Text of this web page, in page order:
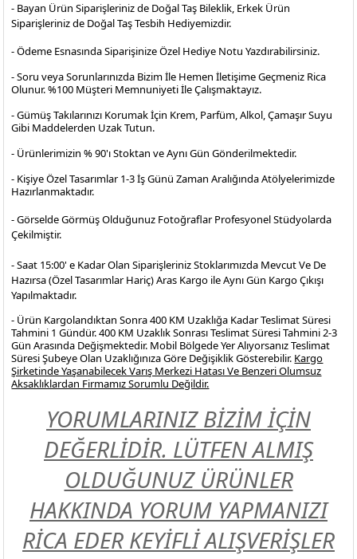
- Bayan Ürün Siparişleriniz de Doğal Taş Bileklik, Erkek Ürün
Siparişleriniz de Doğal Taş Tesbih Hediyemizdir.
- Ödeme Esnasında Siparişinize Özel Hediye Notu Yazdırabilirsiniz.
- Soru veya Sorunlarınızda Bizim İle Hemen İletişime Geçmeniz Rica
Olunur. %100 Müşteri Memnuniyeti İle Çalışmaktayız.
- Gümüş Takılarınızı Korumak İçin Krem, Parfüm, Alkol, Çamaşır Suyu
Gibi Maddelerden Uzak Tutun.
- Ürünlerimizin % 90'ı Stoktan ve Aynı Gün Gönderilmektedir.
- Kişiye Özel Tasarımlar 1-3 İş Günü Zaman Aralığında Atölyelerimizde
Hazırlanmaktadır.
- Görselde Görmüş Olduğunuz Fotoğraflar ProfesyonelStüdyolarda
Çekilmiştir.
- Saat 15:00' e Kadar Olan Siparişleriniz Stoklarımızda Mevcut Ve De
Hazırsa (Özel Tasarımlar Hariç) Aras Kargo ile Aynı Gün Kargo Çıkışı
Yapılmaktadır.
- Ürün Kargolandıktan Sonra 400 KM Uzaklığa Kadar Teslimat Süresi
Tahmini 1 Gündür. 400 KM Uzaklık Sonrası Teslimat Süresi Tahmini 2-3
Gün Arasında Değişmektedir. Mobil Bölgede Yer Alıyorsanız Teslimat
Süresi Şubeye Olan Uzaklığınıza Göre Değişiklik Gösterebilir. Kargo
Şirketinde Yaşanabilecek Varış Merkezi Hatası Ve Benzeri Olumsuz
Aksaklıklardan Firmamız Sorumlu Değildir.
YORUMLARINIZ BİZİM İÇİN
DEĞERLİDİR. LÜTFEN ALMIŞ
OLDUĞUNUZ ÜRÜNLER
HAKKINDA YORUM YAPMANIZI
RİCA EDER KEYİFLİ ALIŞVERİŞLER